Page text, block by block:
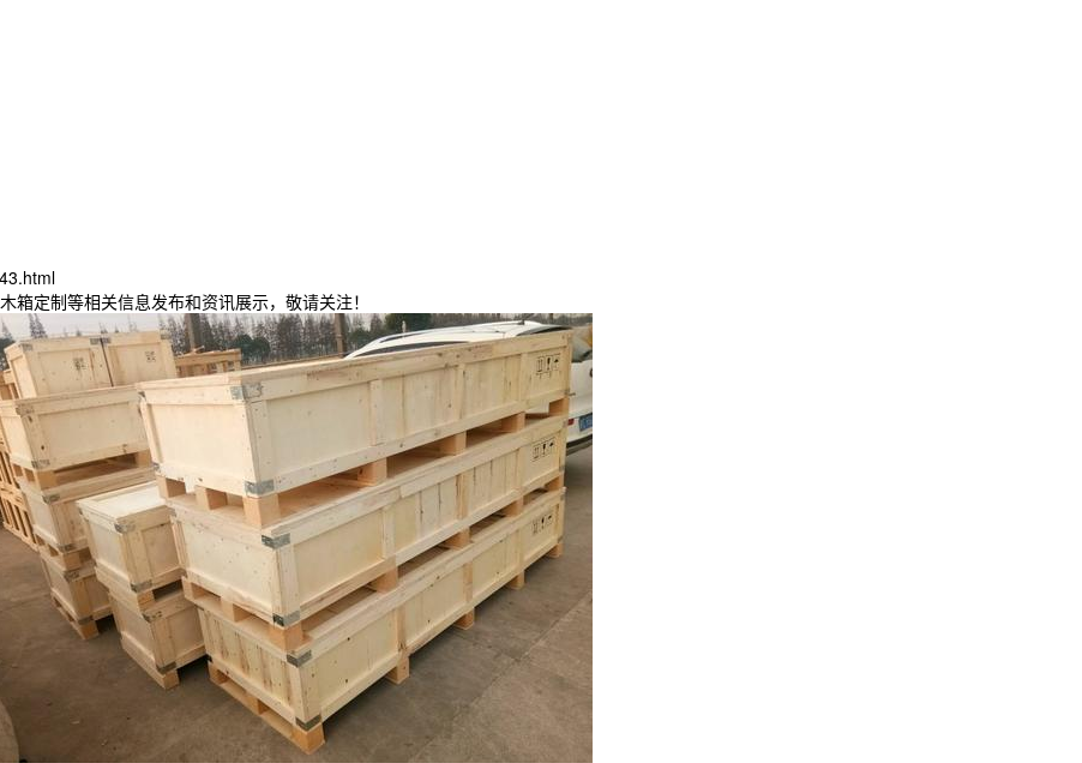
箱定制等相关信息发布和资讯展示，敬请关注！